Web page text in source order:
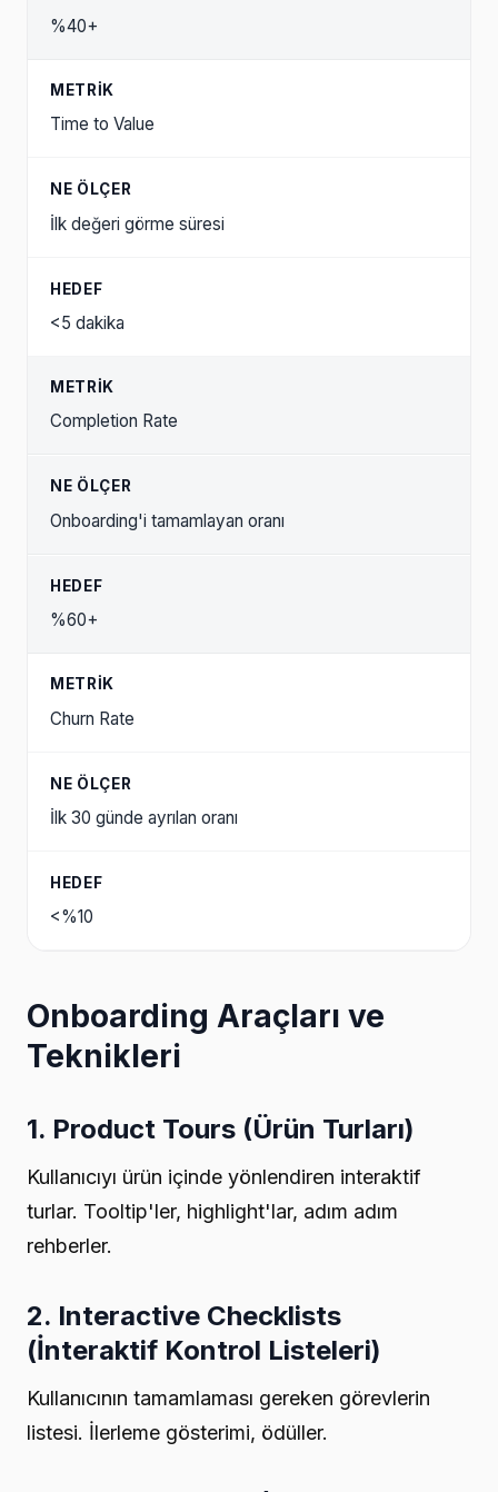
%40+
Time to Value
İlk değeri görme süresi
<5 dakika
Completion Rate
Onboarding'i tamamlayan oranı
%60+
Churn Rate
İlk 30 günde ayrılan oranı
<%10
Onboarding Araçları ve
Teknikleri
1. Product Tours (Ürün Turları)
Kullanıcıyı ürün içinde yönlendiren interaktif
turlar. Tooltip'ler, highlight'lar, adım adım
rehberler.
2. Interactive Checklists
(İnteraktif Kontrol Listeleri)
Kullanıcının tamamlaması gereken görevlerin
listesi. İlerleme gösterimi, ödüller.